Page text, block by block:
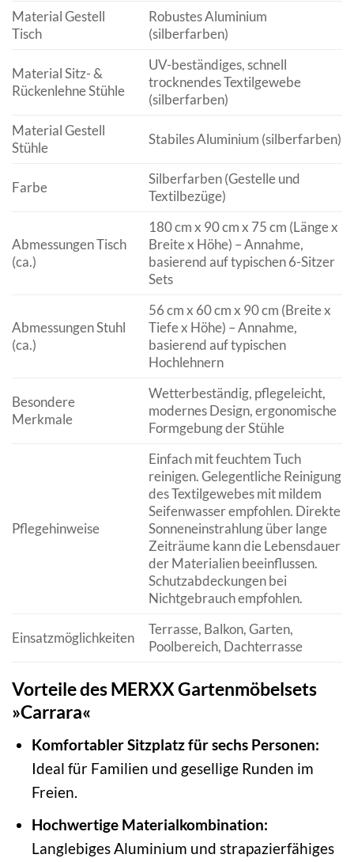
Material Gestell
Tisch
Robustes Aluminium
(silberfarben)
Material Sitz- &
Rückenlehne Stühle
UV-beständiges, schnell
trocknendes Textilgewebe
(silberfarben)
Material Gestell
Stühle
Stabiles Aluminium (silberfarben)
Farbe
Silberfarben (Gestelle und
Textilbezüge)
Abmessungen Tisch
(ca.)
180 cm x 90 cm x 75 cm (Länge x
Breite x Höhe) – Annahme,
basierend auf typischen 6-Sitzer
Sets
Abmessungen Stuhl
(ca.)
56 cm x 60 cm x 90 cm (Breite x
Tiefe x Höhe) – Annahme,
basierend auf typischen
Hochlehnern
Besondere
Merkmale
Wetterbeständig, pflegeleicht,
modernes Design, ergonomische
Formgebung der Stühle
Pflegehinweise
Einfach mit feuchtem Tuch
reinigen. Gelegentliche Reinigung
des Textilgewebes mit mildem
Seifenwasser empfohlen. Direkte
Sonneneinstrahlung über lange
Zeiträume kann die Lebensdauer
der Materialien beeinflussen.
Schutzabdeckungen bei
Nichtgebrauch empfohlen.
Einsatzmöglichkeiten
Terrasse, Balkon, Garten,
Poolbereich, Dachterrasse
Vorteile des MERXX Gartenmöbelsets
»Carrara«
Komfortabler Sitzplatz für sechs Personen:
Ideal für Familien und gesellige Runden im
Freien.
Hochwertige Materialkombination:
Langlebiges Aluminium und strapazierfähiges